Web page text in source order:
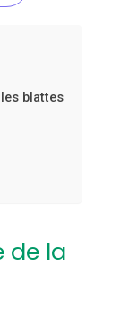
blattes
de la